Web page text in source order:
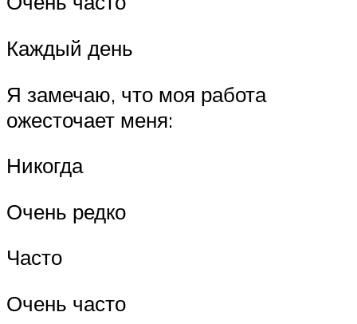
Каждый день
Я замечаю, что моя работа
ожесточает меня:
Никогда
Очень редко
Часто
Очень часто